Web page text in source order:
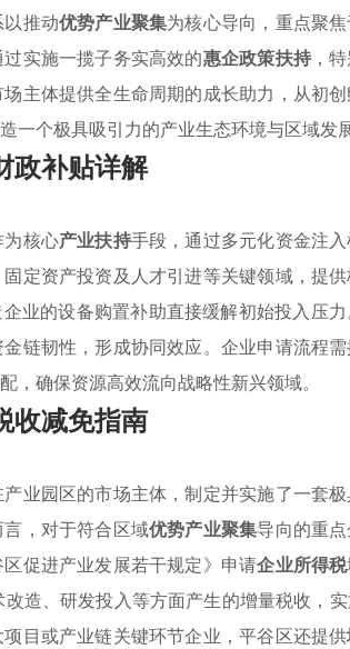
以推动优势产业聚集为核心导向，重点聚
实施一揽子务实高效的惠企政策扶持，
场主体提供全生命周期的成长助力，从初
一个极具吸引力的产业生态环境与区域发
政补贴详解
核心产业扶持手段，通过多元化资金注
定资产投资及人才引进等关键领域，提
业的设备购置补助直接缓解初始投入压
金链韧性，形成协同效应。企业申请流程
确保资源高效流向战略性新兴领域。
收减免指南
业园区的市场主体，制定并实施了一套
，对于符合区域优势产业聚集导向的重
促进产业发展若干规定》申请企业所得税
造、研发投入等方面产生的增量税收，
目或产业链关键环节企业，平谷区还提供